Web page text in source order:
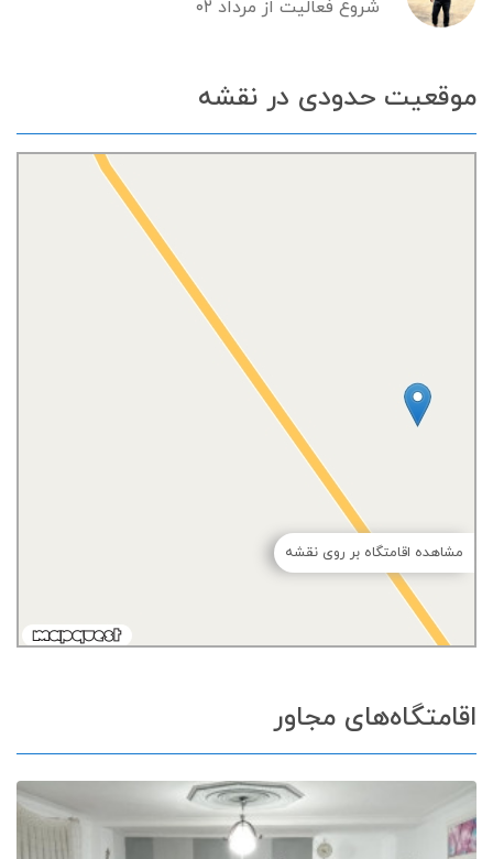
شروع فعالیت از مرداد ۰۲
موقعیت حدودی در نقشه
مشاهده اقامتگاه بر روی نقشه
اقامتگاه‌های مجاور